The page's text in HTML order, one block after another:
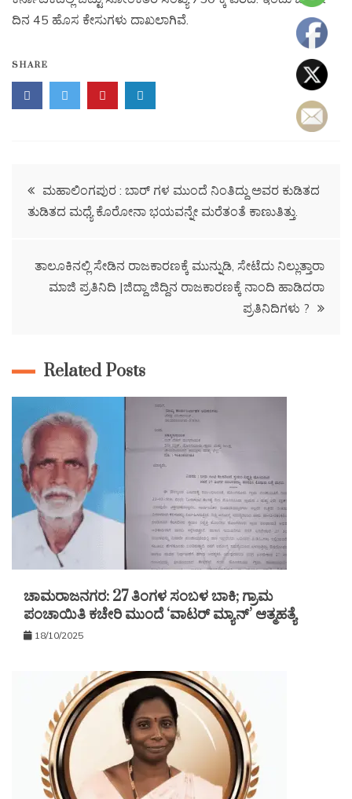
ದಿನ 45 ಹೊಸ ಕೇಸುಗಳು ದಾಖಲಾಗಿವೆ.
SHARE
ಮಹಾಲಿಂಗಪುರ : ಬಾರ್ ಗಳ ಮುಂದೆ ನಿಂತಿದ್ದು ಅವರ ಕುಡಿತದ
ತುಡಿತದ ಮಧ್ಯೆ ಕೊರೋನಾ ಭಯವನ್ನೇ ಮರೆತಂತೆ ಕಾಣುತಿತ್ತು.
ತಾಲೂಕಿನಲ್ಲಿ ಸೇಡಿನ ರಾಜಕಾರಣಕ್ಕೆ ಮುನ್ನುಡಿ, ಸೇಟೆದು ನಿಲ್ಲುತ್ತಾರಾ
ಮಾಜಿ ಪ್ರತಿನಿದಿ |ಜಿದ್ದಾ ಜಿದ್ದಿನ ರಾಜಕಾರಣಕ್ಕೆ ನಾಂದಿ ಹಾಡಿದರಾ
ಪ್ರತಿನಿದಿಗಳು ?
Related Posts
ಚಾಮರಾಜನಗರ: 27 ತಿಂಗಳ ಸಂಬಳ ಬಾಕಿ; ಗ್ರಾಮ
ಪಂಚಾಯಿತಿ ಕಚೇರಿ ಮುಂದೆ ‘ವಾಟರ್ ಮ್ಯಾನ್’ ಆತ್ಮಹತ್ಯೆ
18/10/2025